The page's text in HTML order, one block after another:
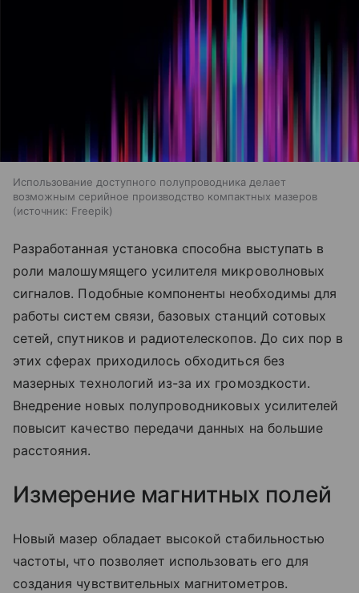
Использование доступного полупроводника делает
возможным серийное производство компактных мазеров
источник: Freepik
Разработанная установка способна выступать в
роли малошумящего усилителя микроволновых
сигналов. Подобные компоненты необходимы для
работы систем связи, базовых станций сотовых
сетей, спутников и радиотелескопов. До сих пор в
этих сферах приходилось обходиться без
мазерных технологий из-за их громоздкости.
Внедрение новых полупроводниковых усилителей
повысит качество передачи данных на большие
расстояния.
Измерение магнитных полей
Новый мазер обладает высокой стабильностью
частоты, что позволяет использовать его для
создания чувствительных магнитометров.